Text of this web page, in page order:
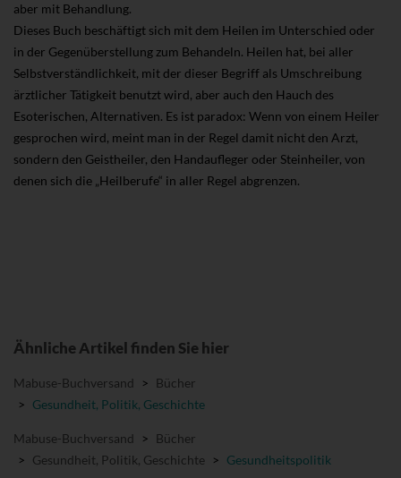
aber mit Behandlung.
Dieses Buch beschäftigt sich mit dem Heilen im Unterschied oder
in der Gegenüberstellung zum Behandeln. Heilen hat, bei aller
Selbstverständlichkeit, mit der dieser Begriff als Umschreibung
ärztlicher Tätigkeit benutzt wird, aber auch den Hauch des
Esoterischen, Alternativen. Es ist paradox: Wenn von einem Heiler
gesprochen wird, meint man in der Regel damit nicht den Arzt,
sondern den Geistheiler, den Handaufleger oder Steinheiler, von
denen sich die „Heilberufe“ in aller Regel abgrenzen.
Ähnliche Artikel finden Sie hier
Mabuse-Buchversand > Bücher
> Gesundheit, Politik, Geschichte
Mabuse-Buchversand > Bücher
> Gesundheit, Politik, Geschichte > Gesundheitspolitik